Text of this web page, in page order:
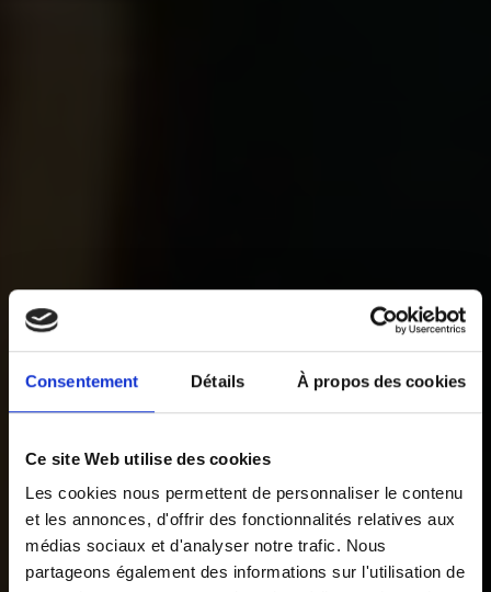
Consentement Détails À propos des cookies
Ce site Web utilise des cookies
Les cookies nous permettent de personnaliser le contenu
et les annonces, d'offrir des fonctionnalités relatives aux
médias sociaux et d'analyser notre trafic. Nous
partageons également des informations sur l'utilisation de